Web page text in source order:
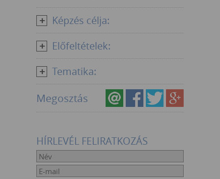
Képzés célja:
Előfeltételek:
Tematika:
Megosztás
HÍRLEVÉL FELIRATKOZÁS